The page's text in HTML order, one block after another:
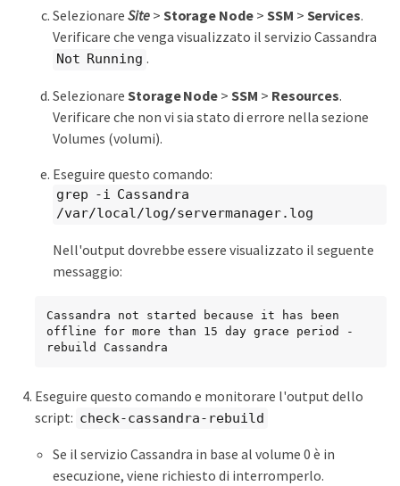
Selezionare Site> Storage Node> SSM > Services.
Verificare che venga visualizzato il servizio Cassandra
Not Running .
Selezionare Storage Node >SSM > Resources.
Verificare che non vi sia stato di errore nella sezione
Volumes (volumi).
Eseguire questo comando:
grep -i Cassandra
/var/local/log/servermanager.log
Nell'output dovrebbe essere visualizzato il seguente
messaggio:
Cassandra not started because it has been
offline for more than 15 day grace period -
rebuild Cassandra
Eseguire questo comando e monitorare l'output dello
script: check-cassandra-rebuild
Se il servizio Cassandra in base al volume 0 è in
esecuzione, viene richiesto di interromperlo.